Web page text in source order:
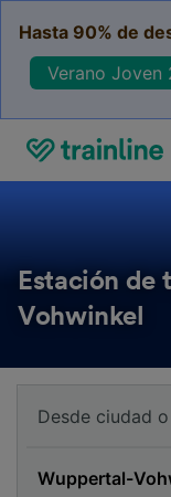
Hasta 90% de
Verano
Estación de
Vohwinkel